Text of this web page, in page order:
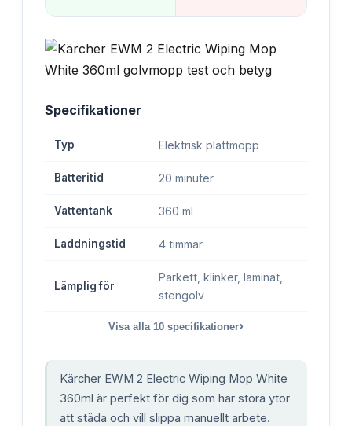
Specifikationer
Typ Elektrisk plattmopp
Batteritid 20 minuter
Vattentank 360 ml
Laddningstid 4 timmar
Lämplig för
Parkett, klinker, laminat,
stengolv
Visa alla 10 specifikationer›
Kärcher EWM 2 Electric Wiping Mop White
360ml är perfekt för dig som har stora ytor
att städa och vill slippa manuellt arbete.